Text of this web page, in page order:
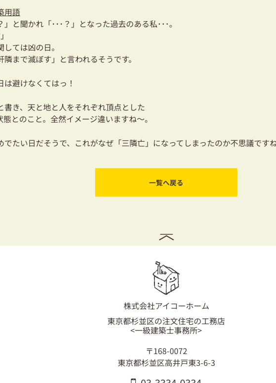
用語
と聞かれ「･･･？」となった過去のある私･･･。
ては凶の日。
まで滅ぼす」と言われるそうです。
は避けなくてはっ！
き、天と地と人をそれぞれ頂点とした
とのこと。全然イメージ違いますね～。
たい日だそうで、これがなぜ「三隣亡」になってしまったのか不思議です
一覧へ戻る
株式会社アイコーホーム
東京都杉並区の注文住宅の工務店
<一級建築士事務所>
〒168-0072
東京都杉並区高井戸東3-6-3